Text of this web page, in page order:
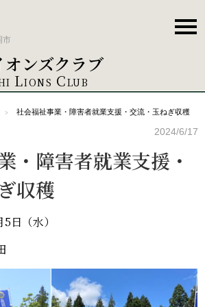
市
ンズクラブ
LIONS CLUB
トップページ
新着情報
クラブ概要
ACT事業
社会福祉事業・障害者就業支援・交流・玉ねぎ収穫
2024/6/17
・障害者就業支援・
収穫
日（水）